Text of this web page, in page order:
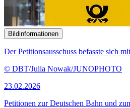
Bildinformationen
Der Petitionsausschuss befasste sich
© DBT/Julia Nowak/JUNOPHOTO
23.02.2026
Petitionen zur Deutschen Bahn und